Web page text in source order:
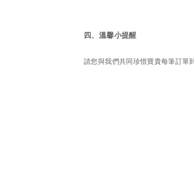
四、溫馨小提醒
請您與我們共同珍惜寶貴每筆訂單